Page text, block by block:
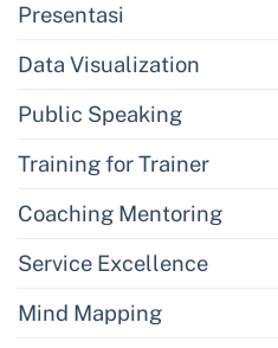
Presentasi
Data Visualization
Public Speaking
Training for Trainer
Coaching Mentoring
Service Excellence
Mind Mapping